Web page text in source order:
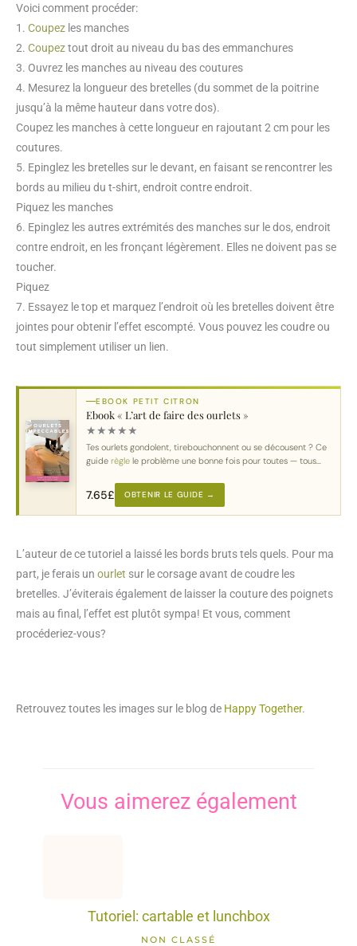
Voici comment procéder:
1. Coupez les manches
2. Coupeztout droit au niveau du bas des emmanchures
3. Ouvrez les manches au niveau des coutures
4. Mesurez la longueur des bretelles (du sommet de la poitrine
jusqu’à la même hauteur dans votre dos).
Coupez les manches à cette longueur en rajoutant 2 cm pour les
coutures.
5. Epinglez les bretelles sur le devant, en faisant se rencontrer les
bords au milieu du t-shirt, endroit contre endroit.
Piquez les manches
6. Epinglez les autres extrémités des manches sur le dos, endroit
contre endroit, en les fronçant légèrement. Elles ne doivent pas se
toucher.
Piquez
7. Essayez le top et marquez l’endroit où les bretelles doivent être
jointes pour obtenir l’effet escompté. Vous pouvez les coudre ou
tout simplement utiliser un lien.
EBOOK PETIT CITRON
Ebook « L’art de faire des ourlets »
★★★★★
Tes ourlets gondolent, tirebouchonnent ou se décousent ? Ce
guide règle le problème une bonne fois pour toutes — tous
7.65£ OBTENIR LE GUIDE →
L’auteur de ce tutoriel a laissé les bords bruts tels quels. Pour ma
part, je ferais un ourlet sur le corsage avant de coudre les
bretelles. J’éviterais également de laisser la couture des poignets
mais au final, l’effet est plutôt sympa! Et vous, comment
procéderiez-vous?
Retrouvez toutes les images sur le blog de Happy Together.
Vous aimerez également
Tutoriel: cartable et lunchbox
NON CLASSÉ